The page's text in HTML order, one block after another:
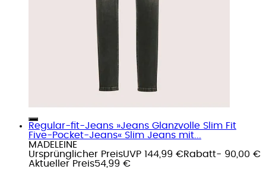
Regular-fit-Jeans »Jeans Glanzvolle Slim Fit
Five-Pocket-Jeans« Slim Jeans mit...
MADELEINE
Ursprünglicher PreisUVP 144,99 €Rabatt- 90,00 €
Aktueller Preis54,99 €